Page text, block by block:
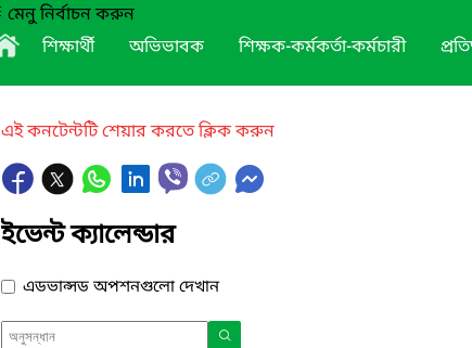
মেনু নির্বাচন করুন
শিক্ষার্থী
অভিভাবক শিক্ষক-কর্মকর্তা-কর্মচারী
এই কনটেন্টটি শেয়ার করতে ক্লিক করুন
ইভেন্ট ক্যালেন্ডার
এডভান্সড অপশনগুলো দেখান